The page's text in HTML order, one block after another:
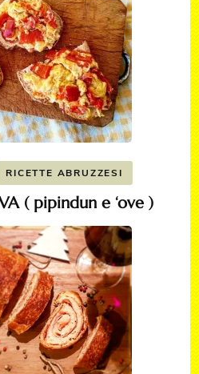
RICETTE ABRUZZESI
( pipindun e ‘ove )